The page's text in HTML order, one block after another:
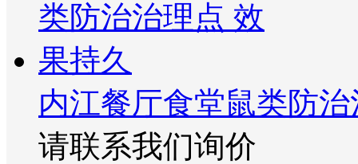
内江餐厅食堂鼠类防
请联系我们询价